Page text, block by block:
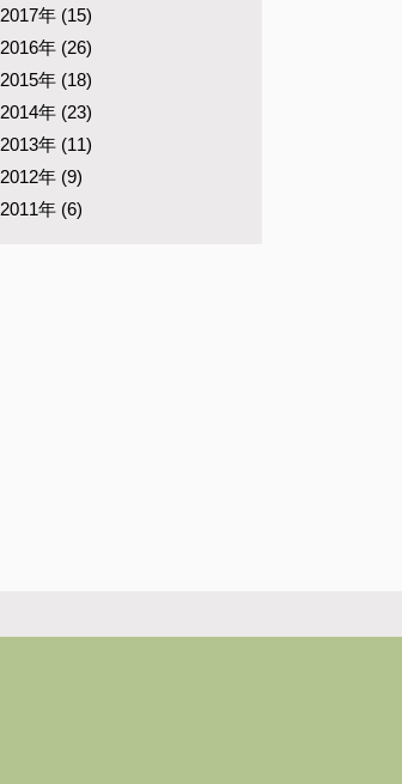
2017年 (15)
2016年 (26)
2015年 (18)
2014年 (23)
2013年 (11)
2012年 (9)
2011年 (6)